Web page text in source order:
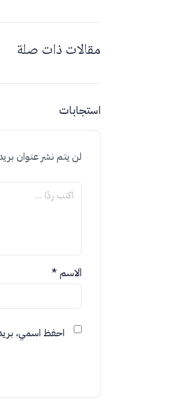
مقالات ذات صلة
استجابات
لن يتم نشر عنوان
الاسم *
احفظ اسمي،